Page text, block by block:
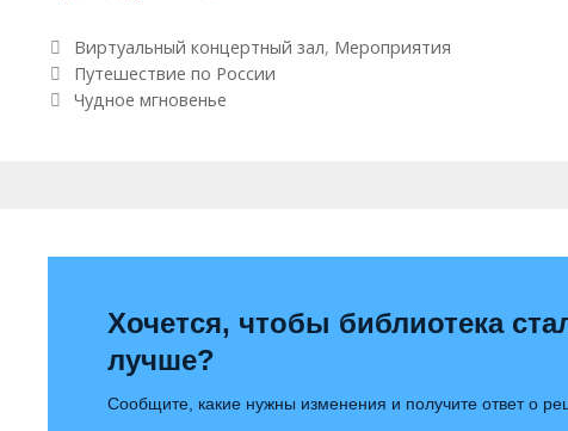
Рубрики
Виртуальный концертный зал, Мероприятия
Навигация по записям
Путешествие по России
Чудное мгновенье
Хочется, чтобы библиотека
лучше?
Сообщите, какие нужны изменения и получите ответ о